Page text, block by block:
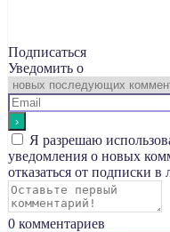
Подписаться
Уведомить о
Я разрешаю
уведомления о новых
отказаться от подписки в
0 комментариев